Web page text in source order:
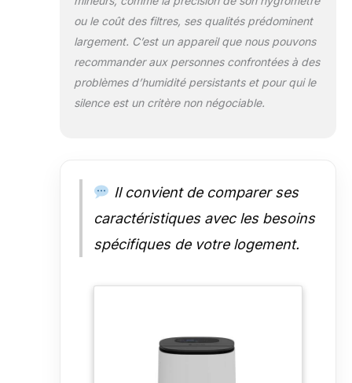
à chargement frontal. FACILE À
UTILISER - Doté de commandes
simples avec un affichage de
l'humidité facile à lire, d'un
personnalisé et d'une sécurité
facilité d'utilisation.
ou le coût des filtres, ses qualités prédominent
largement. C’est un appareil que nous pouvons
recommander aux personnes confrontées à des
problèmes d’humidité persistants et pour qui le
silence est un critère non négociable.
Il convient de comparer ses
caractéristiques avec les besoins
spécifiques de votre logement.